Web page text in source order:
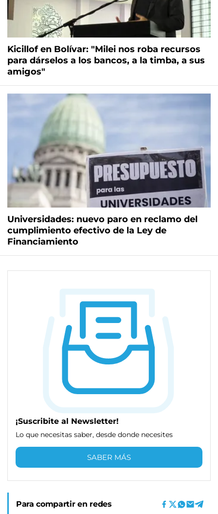
Kicillof en Bolívar: "Milei nos roba recursos
para dárselos a los bancos, a la timba, a sus
amigos"
Universidades: nuevo paro en reclamo del
cumplimiento efectivo de la Ley de
Financiamiento
¡Suscribite al Newsletter!
Lo que necesitas saber, desde donde necesites
SABER MÁS
Para compartir en redes